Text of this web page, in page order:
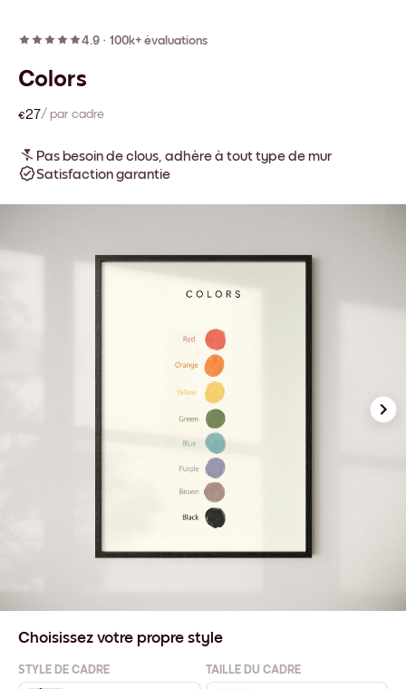
4.9 · 100k+ évaluations
Colors
€27/ par cadre
Pas besoin de clous, adhère à tout type de mur
Satisfaction garantie
Choisissez votre propre style
STYLE DE CADRE TAILLE DU CADRE